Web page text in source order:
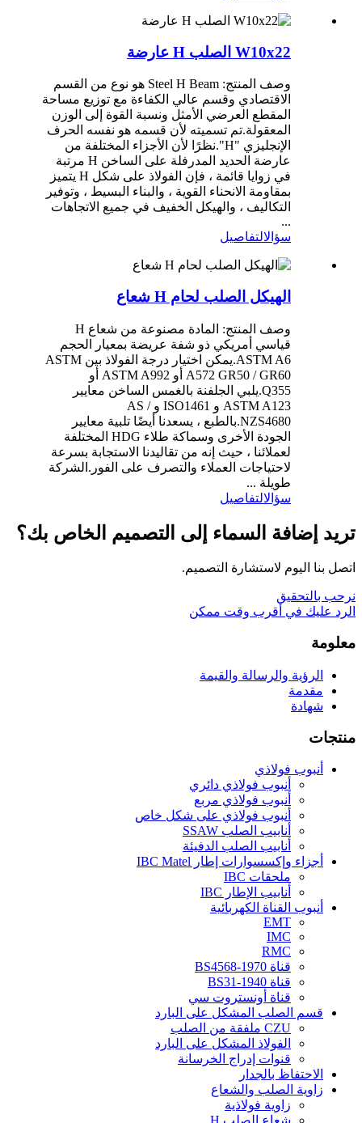
W10x22 الصلب H عارضة
وصف المنتج: Steel H Beam هو نوع من القسم
الاقتصادي وقسم عالي الكفاءة مع توزيع مساحة
المقطع العرضي الأمثل ونسبة القوة إلى الوزن
المعقولة.تم تسميته لأن قسمه هو نفسه الحرف
الإنجليزي "H".نظرًا لأن الأجزاء المختلفة من
عارضة الحديد المدرفلة على الساخن H مرتبة
في زوايا قائمة ، فإن الفولاذ على شكل H يتميز
بمقاومة الانحناء القوية ، والبناء البسيط ، وتوفير
التكاليف ، والهيكل الخفيف في جميع الاتجاهات
...
سؤالالتفاصيل
الهيكل الصلب لحام H شعاع
وصف المنتج: المادة مصنوعة من شعاع H
قياسي أمريكي ذو شفة عريضة بمعيار الحجم
ASTM A6.يمكن اختيار درجة الفولاذ بين ASTM
A572 GR50 / GR60 أو ASTM A992 أو
Q355.يلبي الجلفنة بالغمس الساخن معايير
ASTM A123 و ISO1461 و AS /
NZS4680.بالطبع ، يسعدنا أيضًا تلبية معايير
الجودة الأخرى وسماكة طلاء HDG المختلفة
لعملائنا ، حيث إنه من تقاليدنا الاستجابة بسرعة
لاحتياجات العملاء والتصرف على الفور.الشركة
طويلة ...
سؤالالتفاصيل
تريد إضافة السماء إلى التصميم الخاص بك؟
اتصل بنا اليوم لاستشارة التصميم.
نرحب بالتحقيق
الرد عليك في أقرب وقت ممكن
معلومة
الرؤية والرسالة والقيمة
مقدمة
شهادة
منتجات
أنبوب فولاذي
أنبوب فولاذي دائري
أنبوب فولاذي مربع
أنبوب فولاذي على شكل خاص
أنابيب الصلب SSAW
أنابيب الصلب الدفيئة
أجزاء وإكسسوارات إطار IBC Matel
ملحقات IBC
أنابيب الإطار IBC
أنبوب القناة الكهربائية
EMT
IMC
RMC
قناة BS4568-1970
قناة BS31-1940
قناة أونستروت سي
قسم الصلب المشكل على البارد
CZU ملفقة من الصلب
الفولاذ المشكل على البارد
قنوات إدراج الخرسانة
الاحتفاظ بالجدار
زاوية الصلب والشعاع
زاوية فولاذية